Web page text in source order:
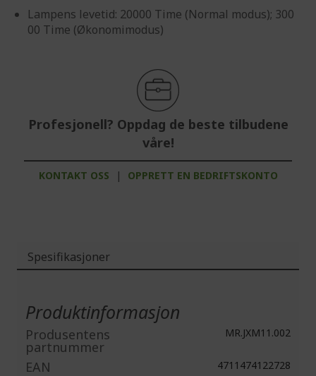
Lampens levetid: 20000 Time (Normal modus); 300
00 Time (Økonomimodus)
Profesjonell? Oppdag de beste tilbudene
våre!
KONTAKT OSS | OPPRETT EN BEDRIFTSKONTO
Spesifikasjoner
Produktinformasjon
Produsentens
partnummer
MR.JXM11.002
EAN 4711474122728